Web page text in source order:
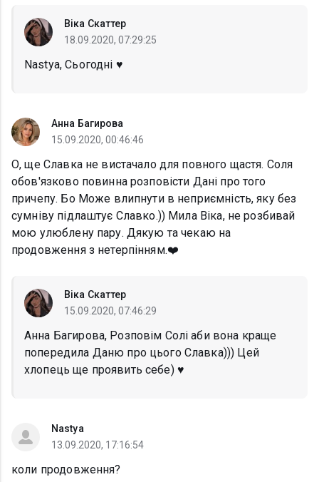
Віка Скаттер
18.09.2020, 07:29:25
Nastya, Сьогодні ♥️
Анна Багирова
15.09.2020, 00:46:46
О, ще Славка не вистачало для повного щастя. Соля
обов'язково повинна розповісти Дані про того
причепу. Бо Може влипнути в неприємність, яку без
сумніву підлаштує Славко.)) Мила Віка, не розбивай
мою улюблену пару. Дякую та чекаю на
продовження з нетерпінням.❤️
Віка Скаттер
15.09.2020, 07:46:29
Анна Багирова, Розповім Солі аби вона краще
попередила Даню про цього Славка))) Цей
хлопець ще проявить себе) ♥️
Nastya
13.09.2020, 17:16:54
коли продовження?